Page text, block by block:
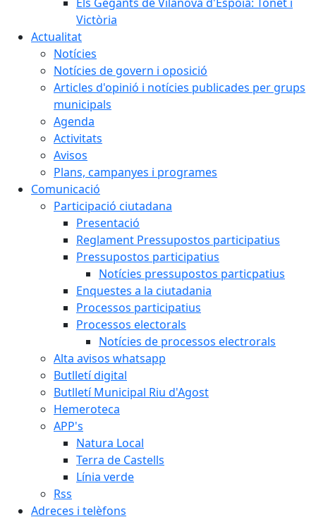
Victòria
Actualitat
Notícies
Notícies de govern i oposició
Articles d'opinió i notícies publicades per grups
municipals
Agenda
Activitats
Avisos
Plans, campanyes i programes
Comunicació
Participació ciutadana
Presentació
Reglament Pressupostos participatius
Pressupostos participatius
Notícies pressupostos particpatius
Enquestes a la ciutadania
Processos participatius
Processos electorals
Notícies de processos electrorals
Alta avisos whatsapp
Butlletí digital
Butlletí Municipal Riu d'Agost
Hemeroteca
APP's
Natura Local
Terra de Castells
Línia verde
Rss
Adreces i telèfons